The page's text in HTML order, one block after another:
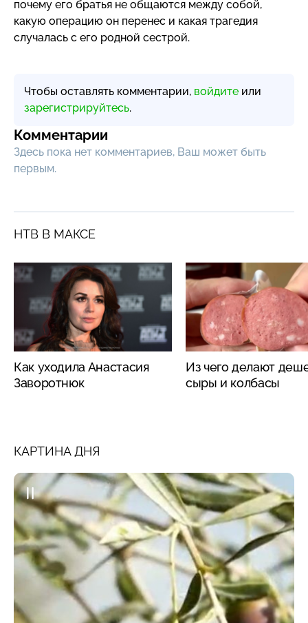
почему его братья не общаются между собой,
какую операцию он перенес и какая трагедия
случалась с его родной сестрой.
Чтобы оставлять комментарии, войдите или
зарегистрируйтесь.
Комментарии
Здесь пока нет комментариев, Ваш может быть
первым.
НТВ В МАКСЕ
Как уходила Анастасия
Заворотнюк
Из чего делают
сыры и колбасы
КАРТИНА ДНЯ